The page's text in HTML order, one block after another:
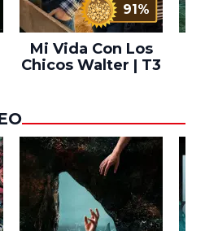
91%
Mi Vida Con Los
Chicos Walter | T3